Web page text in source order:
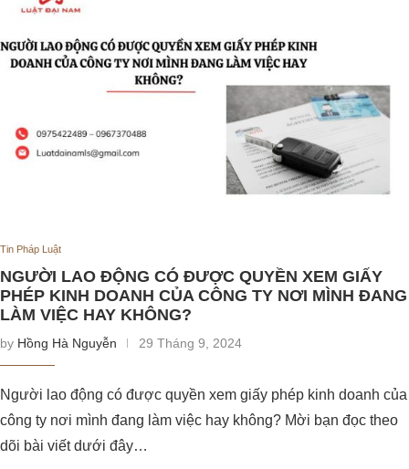
Tin Pháp Luật
NGƯỜI LAO ĐỘNG CÓ ĐƯỢC QUYỀN XEM GIẤY
PHÉP KINH DOANH CỦA CÔNG TY NƠI MÌNH ĐANG
LÀM VIỆC HAY KHÔNG?
by Hồng Hà Nguyễn 29 Tháng 9, 2024
Người lao động có được quyền xem giấy phép kinh doanh của
công ty nơi mình đang làm việc hay không? Mời bạn đọc theo
dõi bài viết dưới đây…